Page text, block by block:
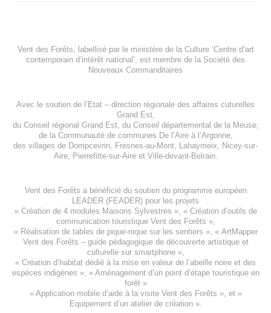
Vent des Forêts, labellisé par le ministère de la Culture ‘Centre d’art
contemporain d’intérêt national’, est membre de la Société des
Nouveaux Commanditaires
Avec le soutien de l’Etat – direction régionale des affaires cuturelles
Grand Est,
du Conseil régional Grand Est, du Conseil départemental de la Meuse,
de la Communauté de communes De l’Aire à l’Argonne,
des villages de Dompcevrin Fresnes-au-Mont Lahaymeix
Nicey-sur-
Aire, Pierrefitte-sur-Aireet Ville-devant-Belrain.
Vent des Forêts a bénéficié du soutien du programme européen
LEADER (FEADER) pour les projets
« Création de 4 modules Maisons Sylvestres », « Création d’outils de
communication touristique Vent des Forêts »,
« Réalisation de tables de pique-nique sur les sentiers », « ArtMapper
Vent des Forêts – guide pédagogique de découverte artistique et
culturelle sur smartphone »,
« Création d’habitat dédié à la mise en valeur de l’abeille noire et des
espèces indigènes », « Aménagement d’un point d’étape touristique en
forêt»
« Application mobile d’aide à la visite Vent des Forêts », et «
Equipement d’un atelier de création».